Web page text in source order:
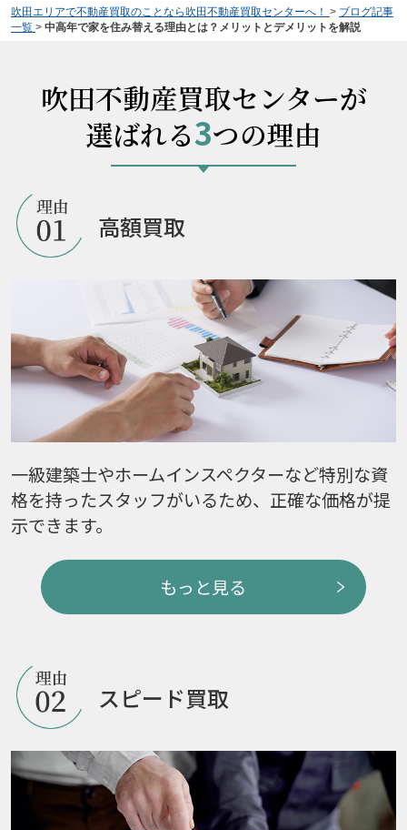
吹田エリアで不動産買取のことなら吹田不動産買取センターへ！ > ブログ記事
一覧 > 中高年で家を住み替える理由とは？メリットとデメリットを解説
吹田不動産買取センターが
選ばれる3つの理由
高額買取
一級建築士やホームインスペクターなど特別な資
格を持ったスタッフがいるため、正確な価格が提
示できます。
もっと見る
スピード買取